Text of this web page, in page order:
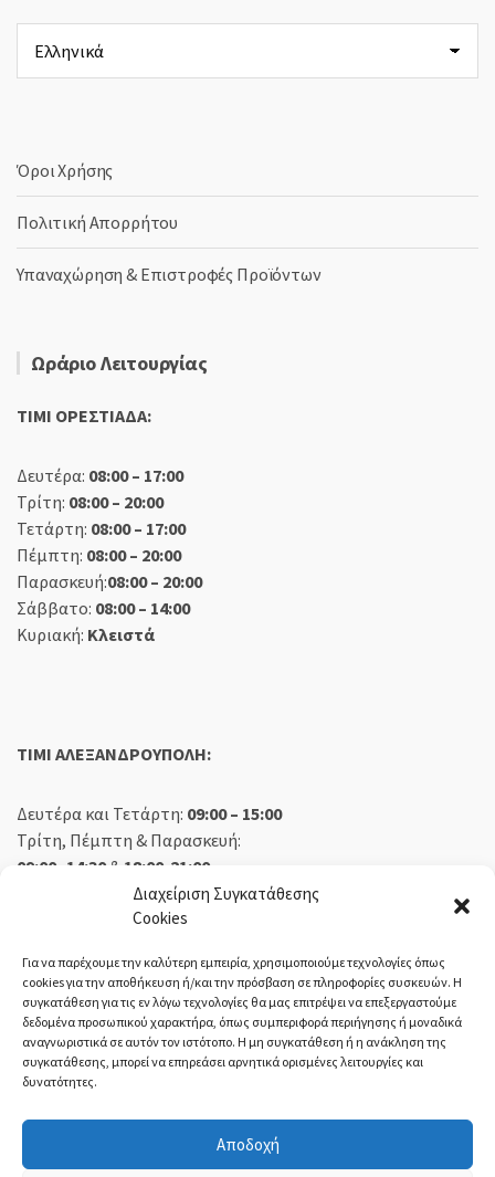
Διαχείριση Συγκατάθεσης
Cookies
Για να παρέχουμε την καλύτερη εμπειρία, χρησιμοποιούμε τεχνολογίες όπως
cookies για την αποθήκευση ή/και την πρόσβαση σε πληροφορίες συσκευών. Η
συγκατάθεση για τις εν λόγω τεχνολογίες θα μας επιτρέψει να επεξεργαστούμε
δεδομένα προσωπικού χαρακτήρα, όπως συμπεριφορά περιήγησης ή μοναδικά
αναγνωριστικά σε αυτόν τον ιστότοπο. Η μη συγκατάθεση ή η ανάκληση της
συγκατάθεσης, μπορεί να επηρεάσει αρνητικά ορισμένες λειτουργίες και
δυνατότητες.
Αποδοχή
μια
γλώσσα
Όροι Χρήσης
Πολιτική Απορρήτου
Υπαναχώρηση & Επιστροφές Προϊόντων
Ωράριο Λειτουργίας
TIMI ΟΡΕΣΤΙΑΔΑ:
Δευτέρα: 08:00 – 17:00
Τρίτη: 08:00 – 20:00
Τετάρτη: 08:00 – 17:00
Πέμπτη: 08:00 – 20:00
Παρασκευή:08:00 – 20:00
Σάββατο: 08:00 – 14:00
Κυριακή: Κλειστά
TIMI ΑΛΕΞΑΝΔΡΟΥΠΟΛΗ:
Δευτέρα και Τετάρτη: 09:00 – 15:00
Τρίτη, Πέμπτη & Παρασκευή:
09:00 -14:30 & 18:00-21:00
09:00 – 14:30
Κλειστά
ΕΚΘΕΣΗ ΟΡΕΣΤΙΑΔΑ:
Τρίτη, Πέμπτη, Παρασκευή:08:30 – 14:00 & 18:00 – 21:00